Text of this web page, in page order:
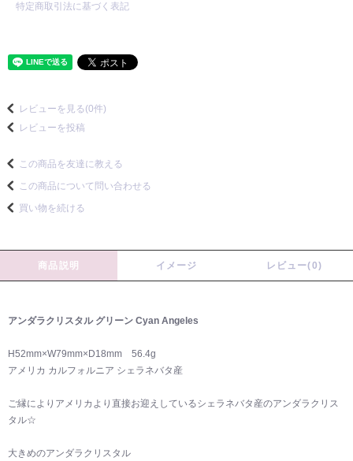
特定商取引法に基づく表記
レビューを見る(0件)
レビューを投稿
この商品を友達に教える
この商品について問い合わせる
買い物を続ける
商品説明 イメージ レビュー(0)
アンダラクリスタル グリーン Cyan Angeles
H52mm×W79mm×D18mm 56.4g
アメリカ カルフォルニア シェラネバタ産
ご縁によりアメリカより直接お迎えしているシェラネバタ産のアンダラクリス
タル☆
大きめのアンダラクリスタル